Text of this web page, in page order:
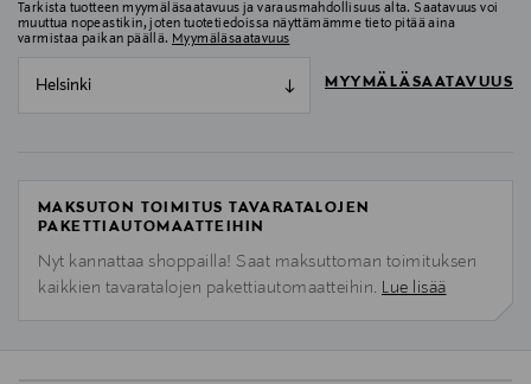
Tarkista tuotteen myymäläsaatavuus ja varausmahdollisuus alta. Saatavuus voi
muuttua nopeastikin, joten tuotetiedoissa näyttämämme tieto pitää aina
varmistaa paikan päällä. Myymäläsaatavuus
Helsinki MYYMÄLÄSAATAVUUS
MAKSUTON TOIMITUS TAVARATALOJEN
PAKETTIAUTOMAATTEIHIN
Nyt kannattaa shoppailla! Saat maksuttoman toimituksen
kaikkien tavaratalojen pakettiautomaatteihin. Lue lisää